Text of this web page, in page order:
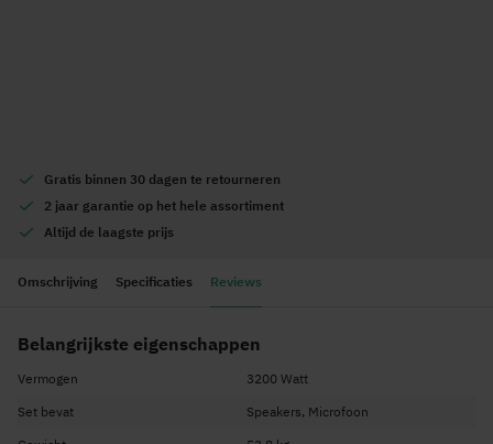
Gratis binnen 30 dagen te retourneren
2 jaar garantie op het hele assortiment
Altijd de laagste prijs
Omschrijving Specificaties Reviews
Belangrijkste eigenschappen
Vermogen
3200 Watt
Set bevat
Speakers, Microfoon